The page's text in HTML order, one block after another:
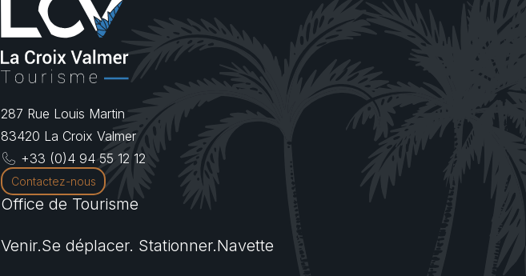
287 Rue Louis Martin
83420 La Croix Valmer
+33 (0)4 94 55 12 12
Contactez-nous
Office de Tourisme
Venir.Se déplacer. Stationner.Navette